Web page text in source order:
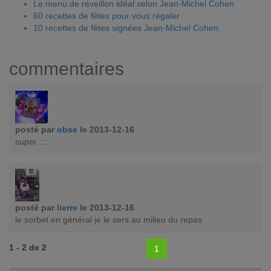
Le menu de réveillon idéal selon Jean-Michel Cohen
60 recettes de fêtes pour vous régaler
10 recettes de fêtes signées Jean-Michel Cohen
commentaires
posté par obse le 2013-12-16
super :::
posté par lierre le 2013-12-16
le sorbet en général je le sers au milieu du repas
1 - 2 de 2 1